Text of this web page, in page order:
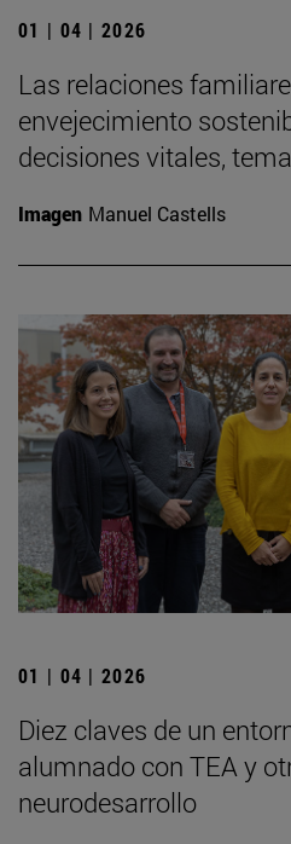
01 | 04 | 2026
Las relaciones
envejecimiento
decisiones vitales,
Imagen Manuel Castells
01 | 04 | 2026
Diez claves de un
alumnado con TEA y
neurodesarrollo